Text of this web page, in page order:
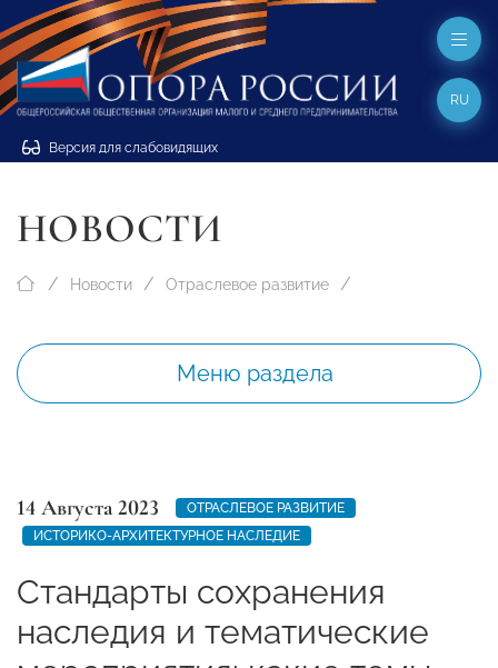
Версия для слабовидящих
RU
НОВОСТИ
Новости Отраслевое развитие
Меню раздела
14 Августа 2023
ОТРАСЛЕВОЕ РАЗВИТИЕ
ИСТОРИКО-АРХИТЕКТУРНОЕ НАСЛЕДИЕ
Стандарты сохранения
наследия и тематические